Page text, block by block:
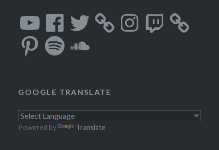
YouTubeFacebook Twitter InstagramTwitch
PinterestSpotify
GOOGLE TRANSLATE
Powered by Translate